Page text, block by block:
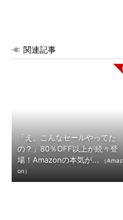
関連記事
「え、こんなセールやってた
の？」80％OFF以上が続々登
場！Amazonの本気が...
（Amaz
on）